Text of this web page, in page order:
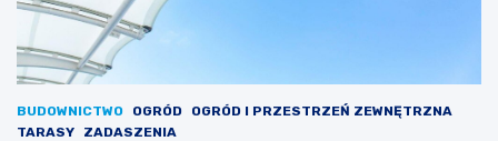
BUDOWNICTWO OGRÓD
OGRÓD I PRZESTRZEŃ ZEWNĘTRZNA
TARASY
ZADASZENIA